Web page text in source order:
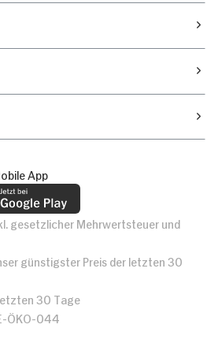
App
gesetzlicher Mehrwertsteuer und
günstigster Preis der letzten 30
30 Tage
ÖKO-044